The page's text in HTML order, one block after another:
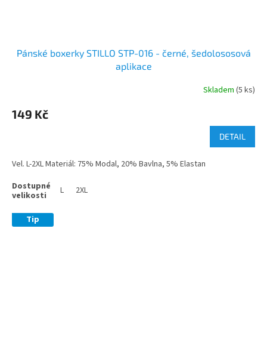
Pánské boxerky STILLO STP-016 - černé, šedolososová
aplikace
Skladem (5 ks)
149 Kč
DETAIL
Vel. L-2XL Materiál: 75% Modal, 20% Bavlna, 5% Elastan
L 2XL
Tip